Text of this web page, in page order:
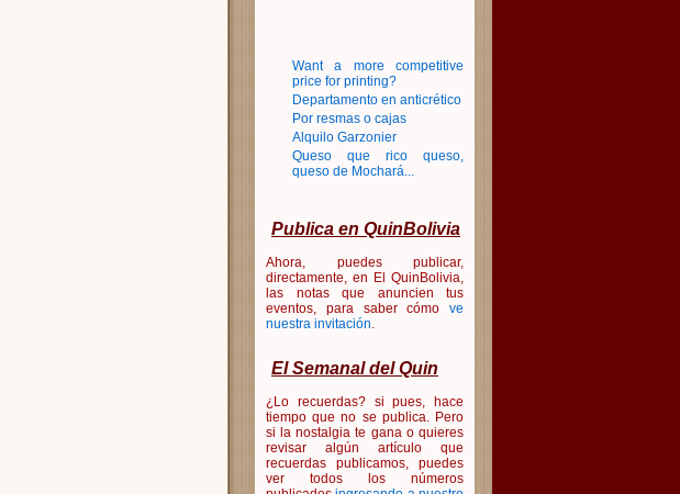
Want a more competitive
price for printing?
Departamento en anticrético
Por resmas o cajas
Alquilo Garzonier
Queso que rico queso,
queso de Mochará...
Publica en QuinBolivia
Ahora, puedes publicar,
directamente, en El QuinBolivia,
las notas que anuncien tus
eventos, para saber cómo ve
nuestra invitación
El Semanal del Quin
¿Lo recuerdas? si pues, hace
tiempo que no se publica. Pero
si la nostalgia te gana o quieres
revisar algún artículo que
recuerdas publicamos, puedes
ver todos los números